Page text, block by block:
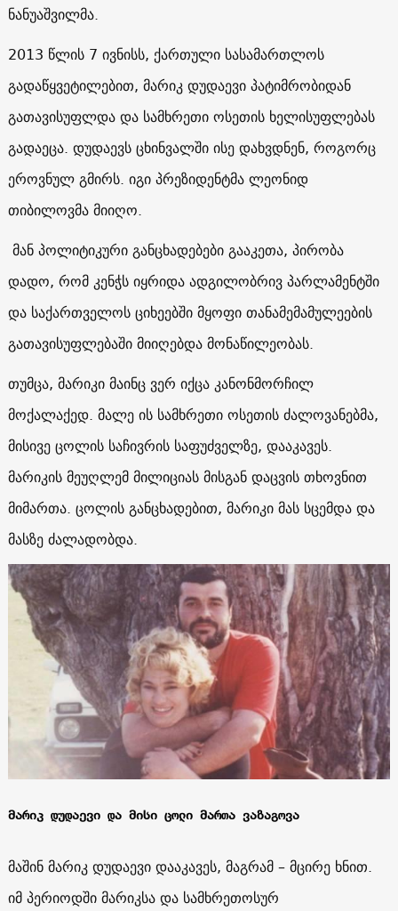
ნანუაშვილმა.
2013 წლის 7 ივნისს, ქართული სასამართლოს
გადაწყვეტილებით, მარიკ დუდაევი პატიმრობიდან
გათავისუფლდა და სამხრეთი ოსეთის ხელისუფლებას
გადაეცა. დუდაევს ცხინვალში ისე დახვდნენ, როგორც
ეროვნულ გმირს. იგი პრეზიდენტმა ლეონიდ
თიბილოვმა მიიღო.
მან პოლიტიკური განცხადებები გააკეთა, პირობა
დადო, რომ კენჭს იყრიდა ადგილობრივ პარლამენტში
და საქართველოს ციხეებში მყოფი თანამემამულეების
გათავისუფლებაში მიიღებდა მონაწილეობას.
თუმცა, მარიკი მაინც ვერ იქცა კანონმორჩილ
მოქალაქედ. მალე ის სამხრეთი ოსეთის ძალოვანებმა,
მისივე ცოლის საჩივრის საფუძველზე, დააკავეს.
მარიკის მეუღლემ მილიციას მისგან დაცვის თხოვნით
მიმართა. ცოლის განცხადებით, მარიკი მას სცემდა და
მასზე ძალადობდა.
მარიკ დუდაევი და მისი ცოლი მართა ვაზაგოვა
მაშინ მარიკ დუდაევი დააკავეს, მაგრამ – მცირე ხნით.
იმ პერიოდში მარიკსა და სამხრეთოსურ